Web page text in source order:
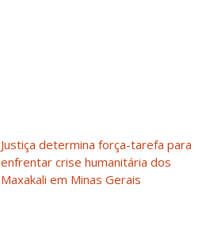
Justiça determina força-tarefa para
enfrentar crise humanitária dos
Maxakali em Minas Gerais